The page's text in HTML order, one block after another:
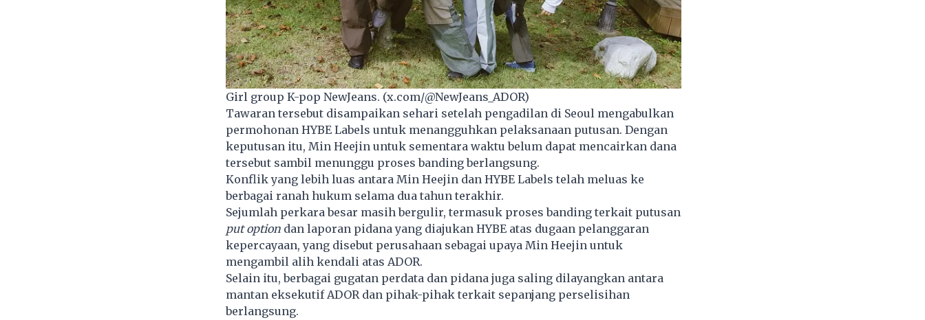
Girl group K-pop NewJeans. (x.com/@NewJeans_ADOR)
Tawaran tersebut disampaikan sehari setelah pengadilan di Seoul mengabulkan
permohonan HYBE Labels untuk menangguhkan pelaksanaan putusan. Dengan
keputusan itu, Min Heejinuntuk sementara waktu belum dapat mencairkan dana
tersebut sambil menunggu proses banding berlangsung.
Konflik yang lebih luas antara Min Heejin dan HYBE Labels telah meluas ke
berbagai ranah hukum selama dua tahun terakhir.
Sejumlah perkara besar masih bergulir, termasuk proses banding terkait putusan
put optiondan laporan pidana yang diajukan HYBE atas dugaan pelanggaran
kepercayaan, yang disebut perusahaan sebagai upaya Min Heejin untuk
mengambil alih kendali atas ADOR.
Selain itu, berbagai gugatan perdata dan pidana juga saling dilayangkan antara
mantan eksekutif ADOR dan pihak-pihak terkait sepanjang perselisihan
berlangsung.